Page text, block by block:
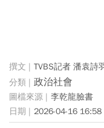
TVBS記者 潘袁詩
政治社會
李乾龍臉書
2026-04-16 16:58